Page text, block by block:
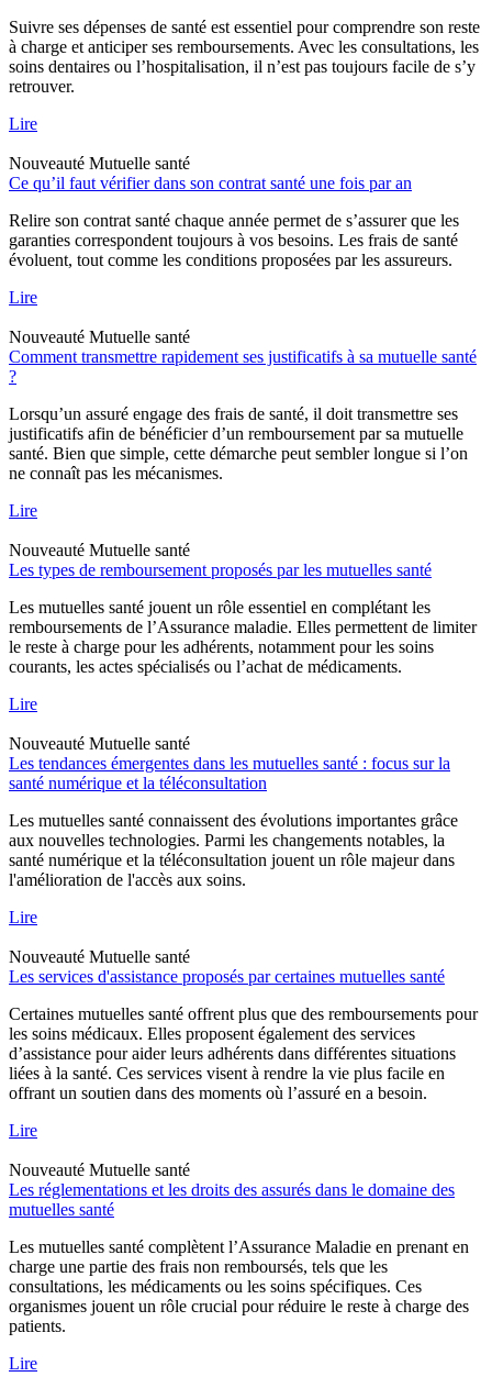
Suivre ses dépenses de santé est essentiel pour comprendre son reste
à charge et anticiper ses remboursements. Avec les consultations, les
soins dentaires ou l’hospitalisation, il n’est pas toujours facile de s’y
retrouver.
Lire
Nouveauté Mutuelle santé
Ce qu’il faut vérifier dans son contrat santé une fois par an
Relire son contrat santé chaque année permet de s’assurer que les
garanties correspondent toujours à vos besoins. Les frais de santé
évoluent, tout comme les conditions proposées par les assureurs.
Lire
Nouveauté Mutuelle santé
Comment transmettre rapidement ses justificatifs à sa mutuelle santé
?
Lorsqu’un assuré engage des frais de santé, il doit transmettre ses
justificatifs afin de bénéficier d’un remboursement par sa mutuelle
santé. Bien que simple, cette démarche peut sembler longue si l’on
ne connaît pas les mécanismes.
Lire
Nouveauté Mutuelle santé
Les types de remboursement proposés par les mutuelles santé
Les mutuelles santé jouent un rôle essentiel en complétant les
remboursements de l’Assurance maladie. Elles permettent de limiter
le reste à charge pour les adhérents, notamment pour les soins
courants, les actes spécialisés ou l’achat de médicaments.
Lire
Nouveauté Mutuelle santé
Les tendances émergentes dans les mutuelles santé : focus sur la
santé numérique et la téléconsultation
Les mutuelles santé connaissent des évolutions importantes grâce
aux nouvelles technologies. Parmi les changements notables, la
santé numérique et la téléconsultation jouent un rôle majeur dans
l'amélioration de l'accès aux soins.
Lire
Nouveauté Mutuelle santé
Les services d'assistance proposés par certaines mutuelles santé
Certaines mutuelles santé offrent plus que des remboursements pour
les soins médicaux. Elles proposent également des services
d’assistance pour aider leurs adhérents dans différentes situations
liées à la santé. Ces services visent à rendre la vie plus facile en
offrant un soutien dans des moments où l’assuré en a besoin.
Lire
Nouveauté Mutuelle santé
Les réglementations et les droits des assurés dans le domaine des
mutuelles santé
Les mutuelles santé complètent l’Assurance Maladie en prenant en
charge une partie des frais non remboursés, tels que les
consultations, les médicaments ou les soins spécifiques. Ces
organismes jouent un rôle crucial pour réduire le reste à charge des
patients.
Lire